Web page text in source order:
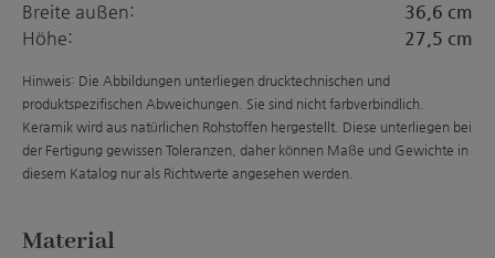
Breite außen:
36,6 cm
Höhe:
27,5 cm
Hinweis: Die Abbildungen unterliegen drucktechnischen und
produktspezifischen Abweichungen. Sie sind nicht farbverbindlich.
Keramik wird aus natürlichen Rohstoffen hergestellt. Diese unterliegen bei
der Fertigung gewissen Toleranzen, daher können Maße und Gewichte in
diesem Katalog nur als Richtwerte angesehen werden.
Materialauswählen